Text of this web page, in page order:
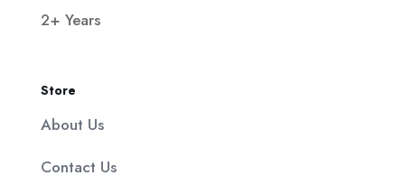
2+ Years
Store
About Us
Contact Us